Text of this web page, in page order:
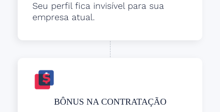
Seu perfil fica invisível para sua
empresa atual.
BÔNUS NA CONTRATAÇÃO